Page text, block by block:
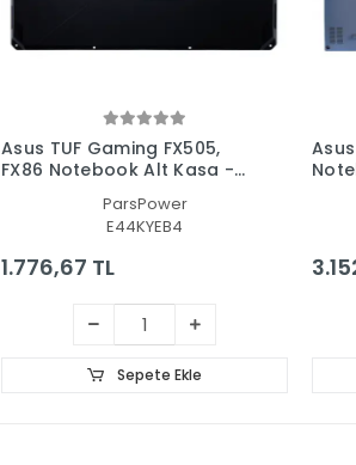
Asus TUF Gaming FX505,
FX86 Notebook Alt Kasa -
ParsPower
E44KYEB4
1.776,67 TL
Sepete Ekle